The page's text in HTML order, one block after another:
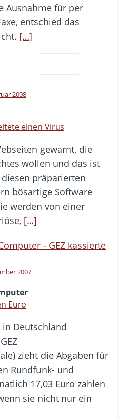
Ausnahme für per
entschied das
[…]
2008
einen Virus
gewarnt, die
wollen und das ist
präparierten
bösartige Software
werden von einer
[…]
2007
Euro
Deutschland
zieht die Abgaben für
Rundfunk- und
17,03 Euro zahlen
sie nicht nur ein